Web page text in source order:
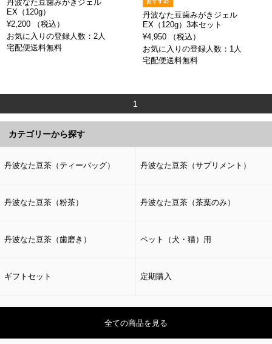
丹波なた豆歯みがきジェル
EX（120g）
¥2,200 （税込）
お気に入りの登録人数：2人
宅配便送料無料
丹波なた豆歯みがきジェル
EX（120g）3本セット
¥4,950 （税込）
お気に入りの登録人数：1人
宅配便送料無料
1
カテゴリーから探す
丹波なた豆茶（ティーバッグ） 丹波なた豆茶（サプリメント）
丹波なた豆茶（粉茶） 丹波なた豆茶（茶葉のみ）
丹波なた豆茶（歯磨き） ペット（犬・猫）用
ギフトセット 定期購入
全ての商品を見る